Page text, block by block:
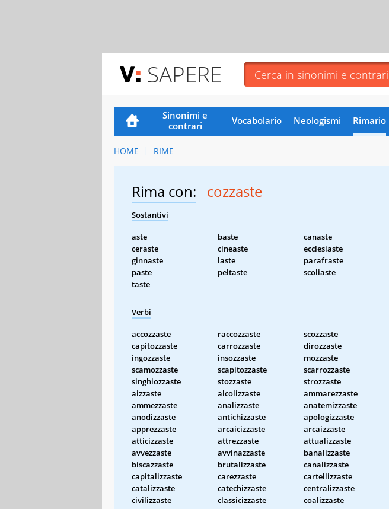
SAPERE
Sinonimi e
contrari
Vocabolario Neologismi Rimario
HOME RIME
Rima con: cozzaste
Sostantivi
aste baste canaste
ceraste
cineaste ecclesiaste
ginnaste
laste parafraste
paste
peltaste scoliaste
taste
Verbi
accozzaste raccozzaste scozzaste
capitozzaste
carrozzaste dirozzaste
ingozzaste
insozzaste mozzaste
scamozzaste
scapitozzaste scarrozzaste
singhiozzaste
stozzaste strozzaste
aizzaste
alcolizzaste ammarezzaste
ammezzaste
analizzaste anatemizzaste
anodizzaste
antichizzaste apologizzaste
apprezzaste
arcaicizzaste arcaizzaste
atticizzaste
attrezzaste attualizzaste
avvezzaste
avvinazzaste banalizzaste
biscazzaste
brutalizzaste canalizzaste
capitalizzaste
carezzaste cartellizzaste
catalizzaste
catechizzaste centralizzaste
civilizzaste
classicizzaste coalizzaste